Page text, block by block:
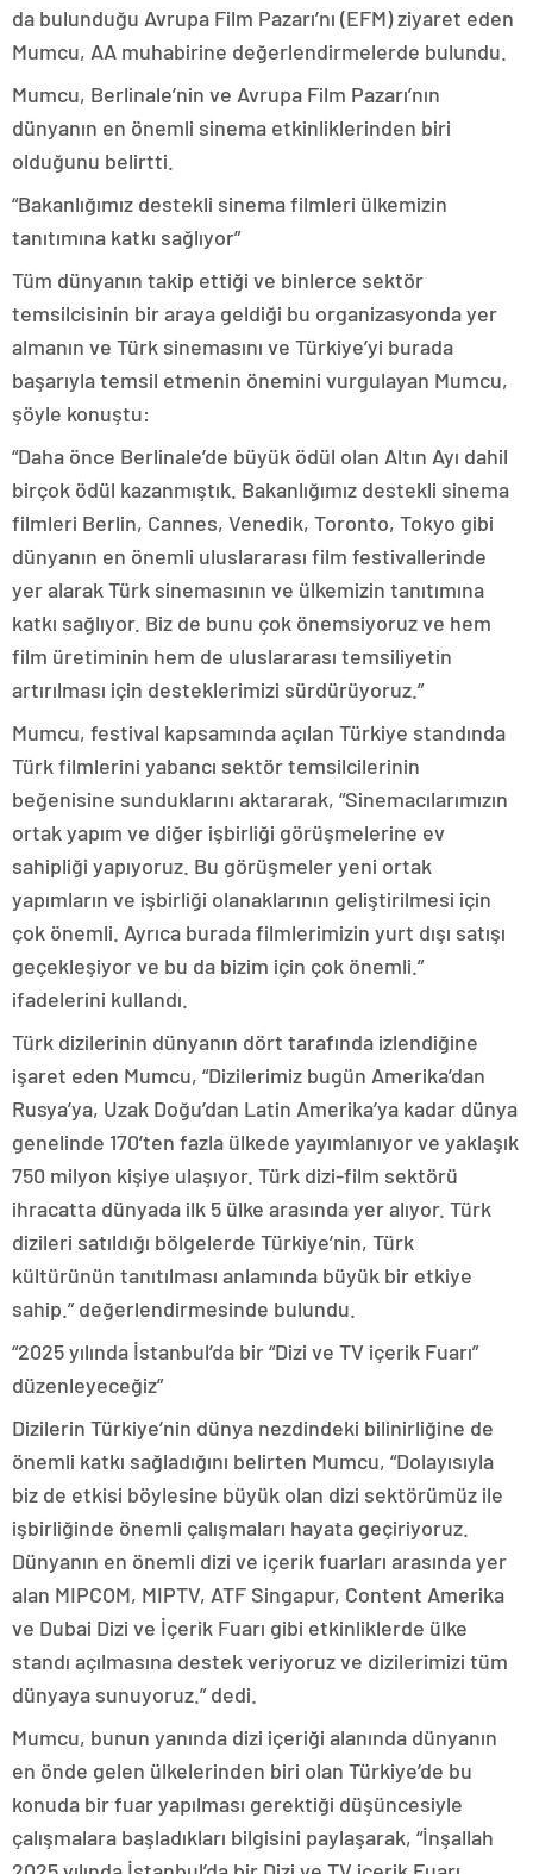
da bulunduğu Avrupa Film Pazarı’nı (EFM) ziyaret eden
Mumcu, AA muhabirine değerlendirmelerde bulundu.
Mumcu, Berlinale’nin ve Avrupa Film Pazarı’nın
dünyanın en önemli sinema etkinliklerinden biri
olduğunu belirtti.
“Bakanlığımız destekli sinema filmleri ülkemizin
tanıtımına katkı sağlıyor”
Tüm dünyanın takip ettiği ve binlerce sektör
temsilcisinin bir araya geldiği bu organizasyonda yer
almanın ve Türk sinemasını ve Türkiye’yi burada
başarıyla temsil etmenin önemini vurgulayan Mumcu,
şöyle konuştu:
“Daha önce Berlinale’de büyük ödül olan Altın Ayı dahil
birçok ödül kazanmıştık. Bakanlığımız destekli sinema
filmleri Berlin, Cannes, Venedik, Toronto, Tokyo gibi
dünyanın en önemli uluslararası film festivallerinde
yer alarak Türk sinemasının ve ülkemizin tanıtımına
katkı sağlıyor. Biz de bunu çok önemsiyoruz ve hem
film üretiminin hem de uluslararası temsiliyetin
artırılması için desteklerimizi sürdürüyoruz.”
Mumcu, festival kapsamında açılan Türkiye standında
Türk filmlerini yabancı sektör temsilcilerinin
beğenisine sunduklarını aktararak, “Sinemacılarımızın
ortak yapım ve diğer işbirliği görüşmelerine ev
sahipliği yapıyoruz. Bu görüşmeler yeni ortak
yapımların ve işbirliği olanaklarının geliştirilmesi için
çok önemli. Ayrıca burada filmlerimizin yurt dışı satışı
geçekleşiyor ve bu da bizim için çok önemli.”
ifadelerini kullandı.
Türk dizilerinin dünyanın dört tarafında izlendiğine
işaret eden Mumcu, “Dizilerimiz bugün Amerika’dan
Rusya’ya, Uzak Doğu’dan Latin Amerika’ya kadar dünya
genelinde 170’ten fazla ülkede yayımlanıyor ve yaklaşık
750 milyon kişiye ulaşıyor. Türk dizi-film sektörü
ihracatta dünyada ilk 5 ülke arasında yer alıyor. Türk
dizileri satıldığı bölgelerde Türkiye’nin, Türk
kültürünün tanıtılması anlamında büyük bir etkiye
sahip.” değerlendirmesinde bulundu.
“2025 yılında İstanbul’da bir “Dizi ve TV içerik Fuarı”
düzenleyeceğiz”
Dizilerin Türkiye’nin dünya nezdindeki bilinirliğine de
önemli katkı sağladığını belirten Mumcu, “Dolayısıyla
biz de etkisi böylesine büyük olan dizi sektörümüz ile
işbirliğinde önemli çalışmaları hayata geçiriyoruz.
Dünyanın en önemli dizi ve içerik fuarları arasında yer
alan MIPCOM, MIPTV, ATF Singapur, Content Amerika
ve Dubai Dizi ve İçerik Fuarı gibi etkinliklerde ülke
standı açılmasına destek veriyoruz ve dizilerimizi tüm
dünyaya sunuyoruz.” dedi.
Mumcu, bunun yanında dizi içeriği alanında dünyanın
en önde gelen ülkelerinden biri olan Türkiye’de bu
konuda bir fuar yapılması gerektiği düşüncesiyle
çalışmalara başladıkları bilgisini paylaşarak, “İnşallah